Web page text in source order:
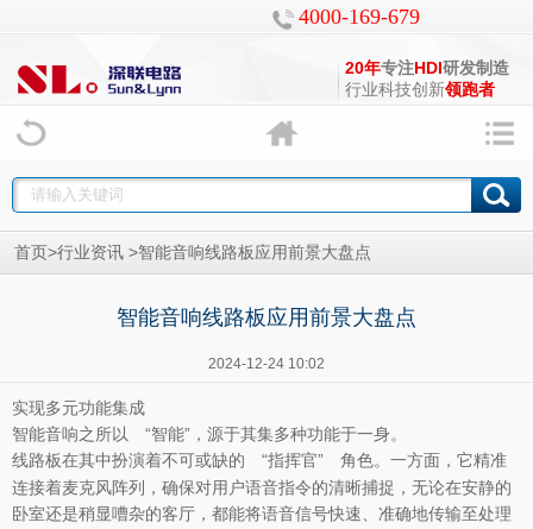
4000-169-679
20年专注HDI研发制造
行业科技创新领跑者
首页 >行业资讯 >智能音响线路板应用前景大盘点
智能音响线路板应用前景大盘点
2024-12-24 10:02
实现多元功能集成
智能音响之所以 “智能”，源于其集多种功能于一身。
线路板在其中扮演着不可或缺的 “指挥官” 角色。一方面，它精准
连接着麦克风阵列，确保对用户语音指令的清晰捕捉，无论在安静的
卧室还是稍显嘈杂的客厅，都能将语音信号快速、准确地传输至处理